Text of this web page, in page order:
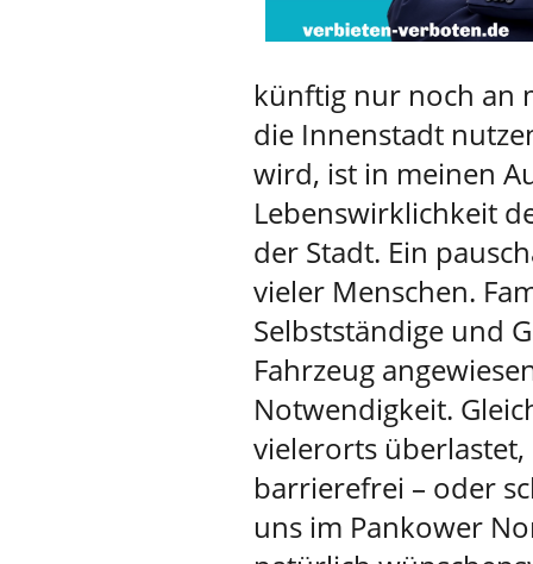
künftig nur noch an
die Innenstadt
wird, ist in meinen
Lebenswirklichkeit
der Stadt. Ein
vieler Menschen.
Selbstständige und
Fahrzeug
Notwendigkeit.
vielerorts
barrierefrei – oder
uns im Pankower